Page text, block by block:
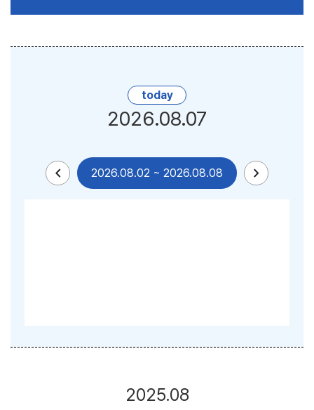
today
2026.08.07
chevron_left 2026.08.02 ~ 2026.08.08 chevron_right
2025.08